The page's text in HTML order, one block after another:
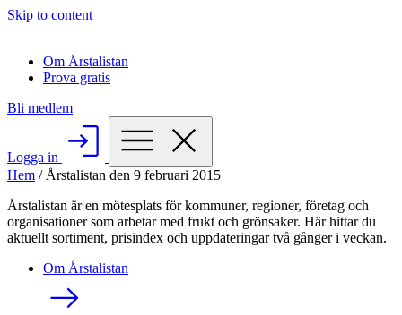
Skip to content
Om Årstalistan
Prova gratis
Bli medlem
Logga in
Hem / Årstalistan den 9 februari 2015
Årstalistan är en mötesplats för kommuner, regioner, företag och
organisationer som arbetar med frukt och grönsaker. Här hittar du
aktuellt sortiment, prisindex och uppdateringar två gånger i veckan.
Om Årstalistan